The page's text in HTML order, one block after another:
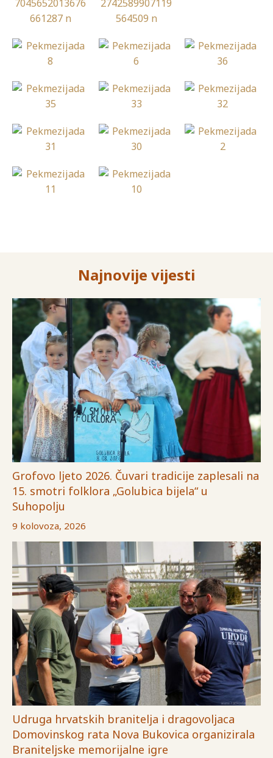
Najnovije vijesti
Grofovo ljeto 2026. Čuvari tradicije zaplesali na
15. smotri folklora „Golubica bijela“ u
Suhopolju
9 kolovoza, 2026
Udruga hrvatskih branitelja i dragovoljaca
Domovinskog rata Nova Bukovica organizirala
Braniteljske memorijalne igre